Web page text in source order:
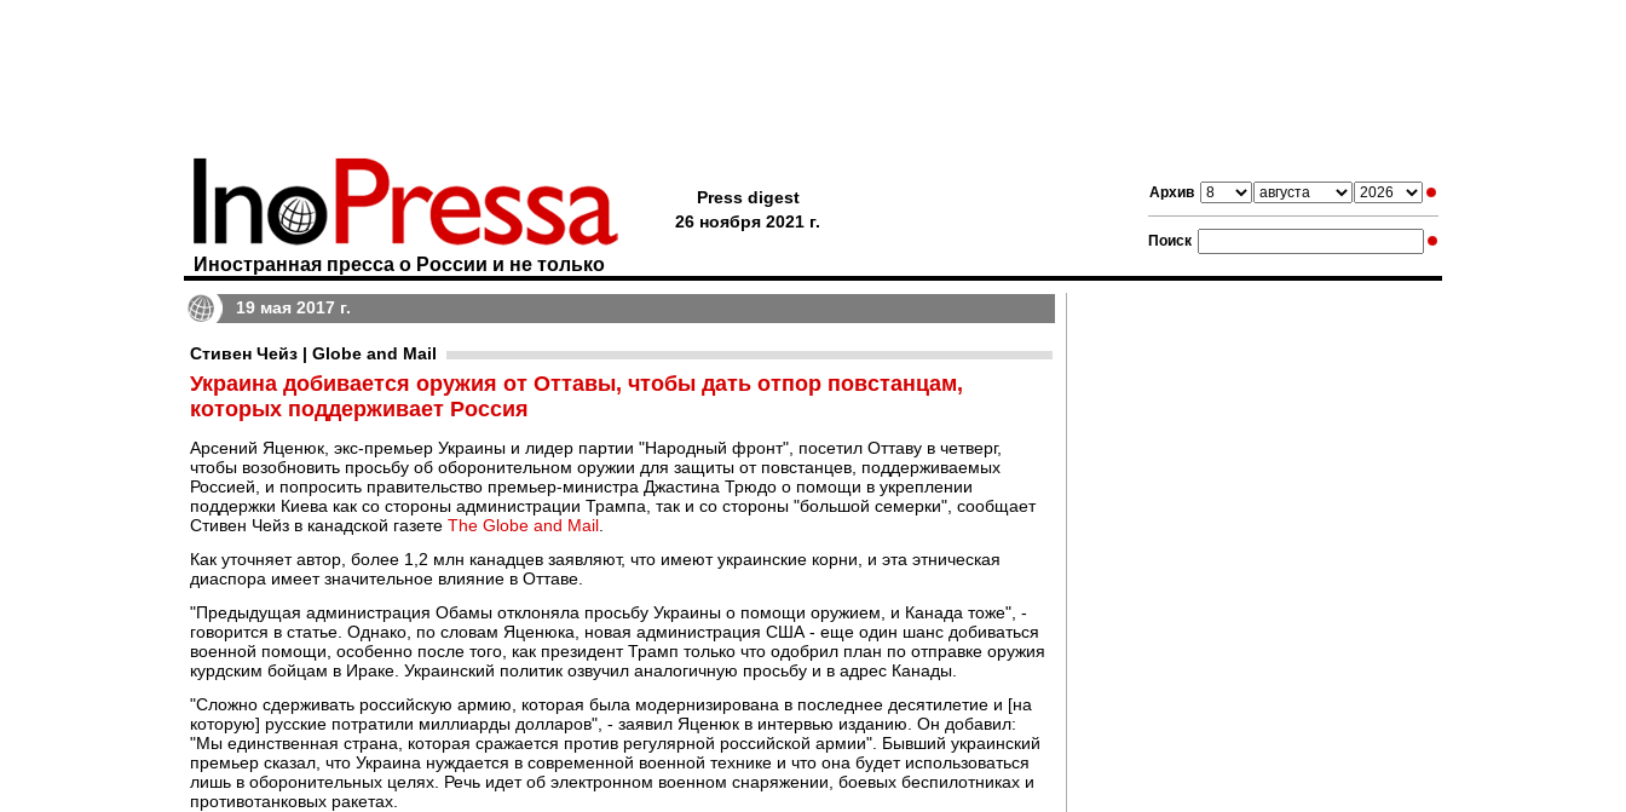
Архив
Поиск
Иностранная пресса о России и не только
Press digest
26 ноября 2021 г.
19 мая 2017 г.
Стивен Чейз | Globe and Mail
Украина добивается оружия от Оттавы, чтобы дать отпор повстанцам,
которых поддерживает Россия
Арсений Яценюк, экс-премьер Украины и лидер партии "Народный фронт", посетил Оттаву в четверг,
чтобы возобновить просьбу об оборонительном оружии для защиты от повстанцев, поддерживаемых
Россией, и попросить правительство премьер-министра Джастина Трюдо о помощи в укреплении
поддержки Киева как со стороны администрации Трампа, так и со стороны "большой семерки", сообщает
Стивен Чейз в канадской газете The Globe and Mail
Как уточняет автор, более 1,2 млн канадцев заявляют, что имеют украинские корни, и эта этническая
диаспора имеет значительное влияние в Оттаве.
"Предыдущая администрация Обамы отклоняла просьбу Украины о помощи оружием, и Канада тоже", -
говорится в статье. Однако, по словам Яценюка, новая администрация США - еще один шанс добиваться
военной помощи, особенно после того, как президент Трамп только что одобрил план по отправке оружия
курдским бойцам в Ираке. Украинский политик озвучил аналогичную просьбу и в адрес Канады.
"Сложно сдерживать российскую армию, которая была модернизирована в последнее десятилетие и [на
которую] русские потратили миллиарды долларов", - заявил Яценюк в интервью изданию. Он добавил:
"Мы единственная страна, которая сражается против регулярной российской армии". Бывший украинский
премьер сказал, что Украина нуждается в современной военной технике и что она будет использоваться
лишь в оборонительных целях. Речь идет об электронном военном снаряжении, боевых беспилотниках и
противотанковых ракетах.